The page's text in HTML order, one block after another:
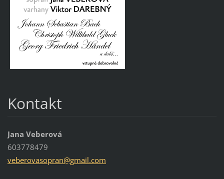
Kontakt
Jana Veberová
603778479
veberovasopran@gmail.com